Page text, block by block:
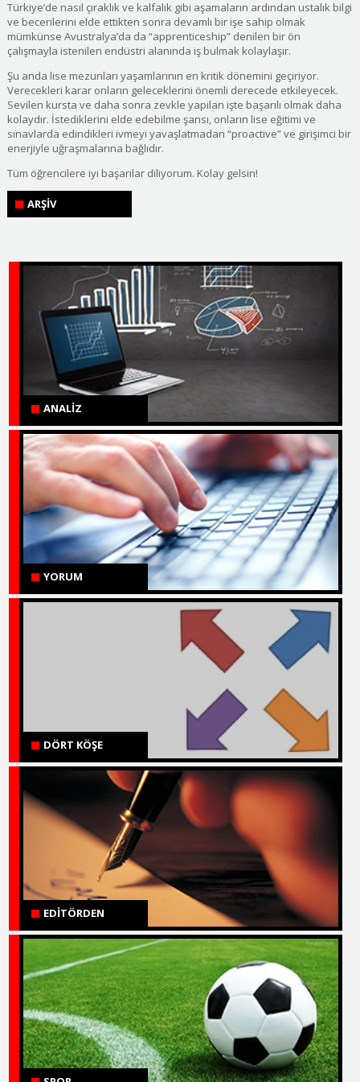
Türkiye’de nasıl çıraklık ve kalfalık gibi aşamaların ardından ustalık bilgi
ve becerilerini elde ettikten sonra devamlı bir işe sahip olmak
mümkünse Avustralya’da da “apprenticeship” denilen bir ön
çalışmayla istenilen endüstri alanında iş bulmak kolaylaşır.
Şu anda lise mezunları yaşamlarının en kritik dönemini geçiriyor.
Verecekleri karar onların geleceklerini önemli derecede etkileyecek.
Sevilen kursta ve daha sonra zevkle yapılan işte başarılı olmak daha
kolaydır. İstediklerini elde edebilme şansı, onların lise eğitimi ve
sınavlarda edindikleri ivmeyi yavaşlatmadan “proactive” ve girişimci bir
enerjiyle uğraşmalarına bağlıdır.
Tüm öğrencilere iyi başarılar diliyorum. Kolay gelsin!
ARŞİV
ANALİZ
YORUM
DÖRT KÖŞE
EDİTÖRDEN